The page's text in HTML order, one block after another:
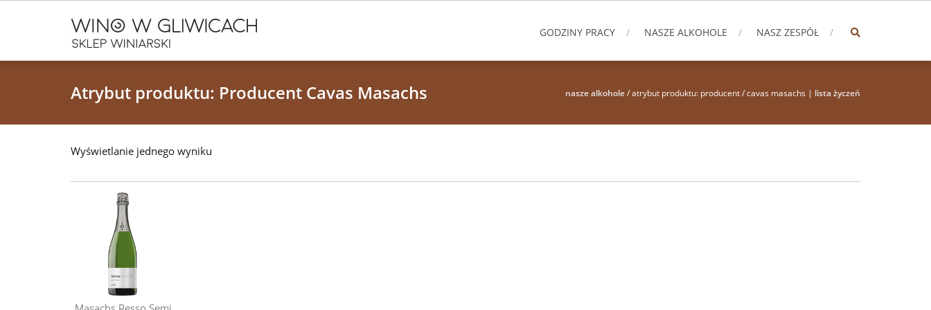
GODZINY PRACY NASZE ALKOHOLE NASZ ZESPÓŁ
Atrybut produktu: Producent Cavas Masachs nasze alkohole/ atrybut produktu: producent / cavas masachs | lista życzeń
Wyświetlanie jednego wyniku